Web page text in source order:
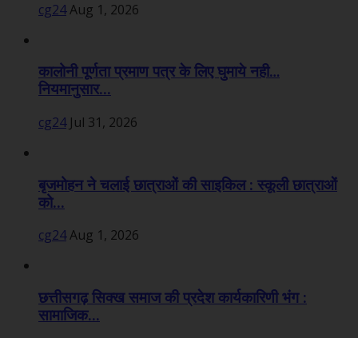
cg24Aug 1, 2026
कालोनी पूर्णता प्रमाण पत्र के लिए घुमाये नही…
नियमानुसार...
cg24 Jul 31, 2026
बृजमोहन ने चलाई छात्राओं की साइकिल : स्कूली छात्राओं
को...
cg24Aug 1, 2026
छत्तीसगढ़ सिक्ख समाज की प्रदेश कार्यकारिणी भंग :
सामाजिक...